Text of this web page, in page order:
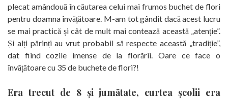
plecat amândouă în căutarea celui mai frumos buchet de flori
pentru doamna învățătoare. M-am tot gândit dacă acest lucru
se mai practică și cât de mult mai contează această „atenție”.
Și alți părinți au vrut probabil să respecte această „tradiție”,
dat fiind cozile imense de la florării. Oare ce face o
învățătoare cu 35 de buchete de flori?!
Era trecut de 8 și jumătate, curtea școlii era